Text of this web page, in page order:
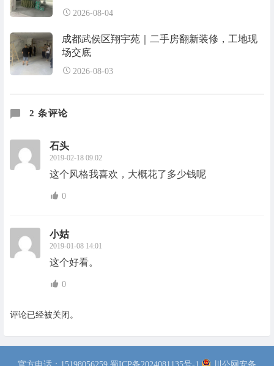
2026-08-04
成都武侯区翔宇苑｜二手房翻新装修，工地现
场交底
2026-08-03
2 条评论
石头
2019-02-18 09:02
这个风格我喜欢，大概花了多少钱呢
0
小姑
2019-01-08 14:01
这个好看。
0
评论已经被关闭。